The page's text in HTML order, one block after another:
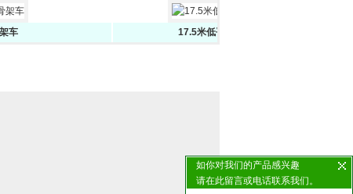
17.5米低平板半挂车包上户
如你对我们的产品感兴趣
请在此留言或电话联系我们。